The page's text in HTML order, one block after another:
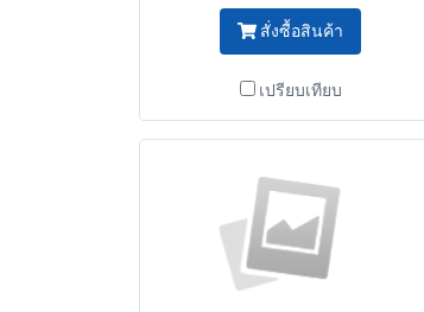
สั่งซื้อสินค้า
เปรียบเทียบ